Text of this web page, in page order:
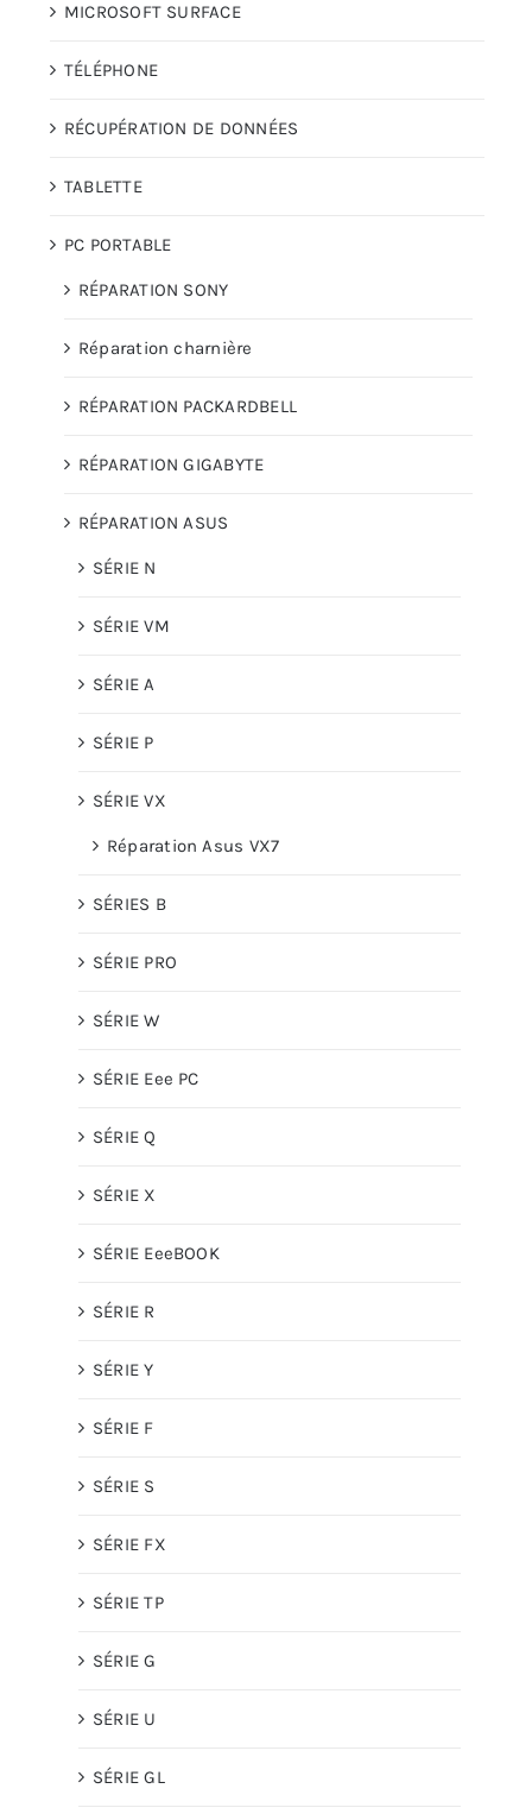
MICROSOFT SURFACE
TÉLÉPHONE
RÉCUPÉRATION DE DONNÉES
TABLETTE
PC PORTABLE
RÉPARATION SONY
Réparation charnière
RÉPARATION PACKARDBELL
RÉPARATION GIGABYTE
RÉPARATION ASUS
SÉRIE N
SÉRIE VM
SÉRIE A
SÉRIE P
SÉRIE VX
Réparation Asus VX7
SÉRIES B
SÉRIE PRO
SÉRIE W
SÉRIE Eee PC
SÉRIE Q
SÉRIE X
SÉRIE EeeBOOK
SÉRIE R
SÉRIE Y
SÉRIE F
SÉRIE S
SÉRIE FX
SÉRIE TP
SÉRIE G
SÉRIE U
SÉRIE GL